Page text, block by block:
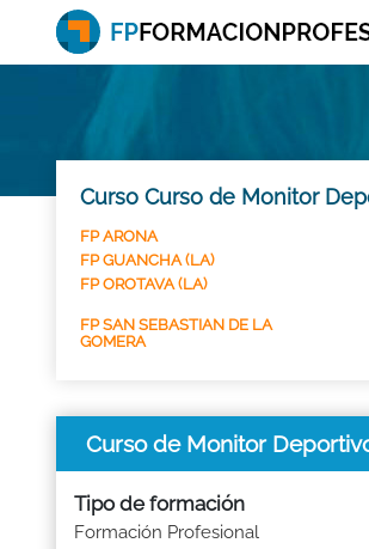
Curso Curso de Monitor
FP ARONA
FP GUANCHA (LA)
FP OROTAVA (LA)
FP SAN SEBASTIAN DE LA
GOMERA
Curso de Monitor
Tipo de formación
Formación Profesional